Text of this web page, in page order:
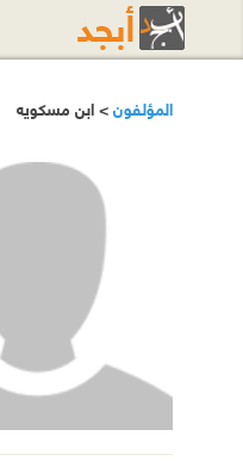
المؤلفون> ابن مسكويه